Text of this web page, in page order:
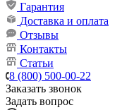
Гарантия
Доставка и оплата
Отзывы
Контакты
Статьи
8 (800) 500-00-22
Заказать звонок
Задать вопрос